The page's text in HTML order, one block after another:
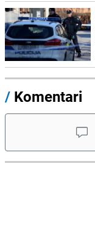
/ Komentari